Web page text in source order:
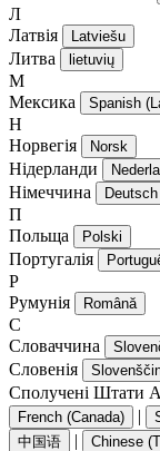
Л
Латвія
Latviešu
Литва lietuvių
М
Мексика
Spanish
Н
Норвегія
Norsk
Нідерланди
Німеччина Deutsch
П
Польща
Polski
Португалія
Р
Румунія
Română
С
Словаччина
Словенія
Сполучені Штати
French (Canada) |
中国语 | Chinese